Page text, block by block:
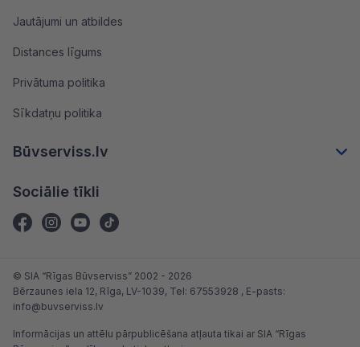
Jautājumi un atbildes
Distances līgums
Privātuma politika
Sīkdatņu politika
Būvserviss.lv
Sociālie tīkli
© SIA “Rīgas Būvserviss” 2002 - 2026
Bērzaunes iela 12, Rīga, LV-1039, Tel: 67553928 , E-pasts:
info@buvserviss.lv
Informācijas un attēlu pārpublicēšana atļauta tikai ar SIA “Rīgas